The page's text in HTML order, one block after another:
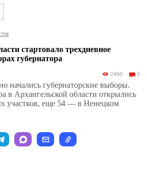
стартовало трехдневное
губернатора
2460 3
начались губернаторские выборы.
в Архангельской области открылись
участков, еще 54 — в Ненецком